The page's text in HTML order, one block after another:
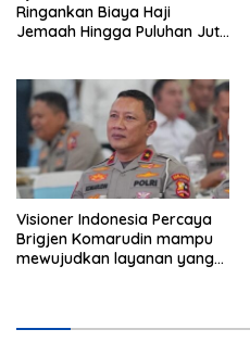
Ringankan Biaya Haji
Jemaah Hingga Puluhan Juta
Visioner Indonesia Percaya
Brigjen Komarudin mampu
mewujudkan layanan yang